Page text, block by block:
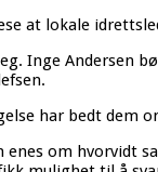
at lokale
Inge
har bedt dem
enes om